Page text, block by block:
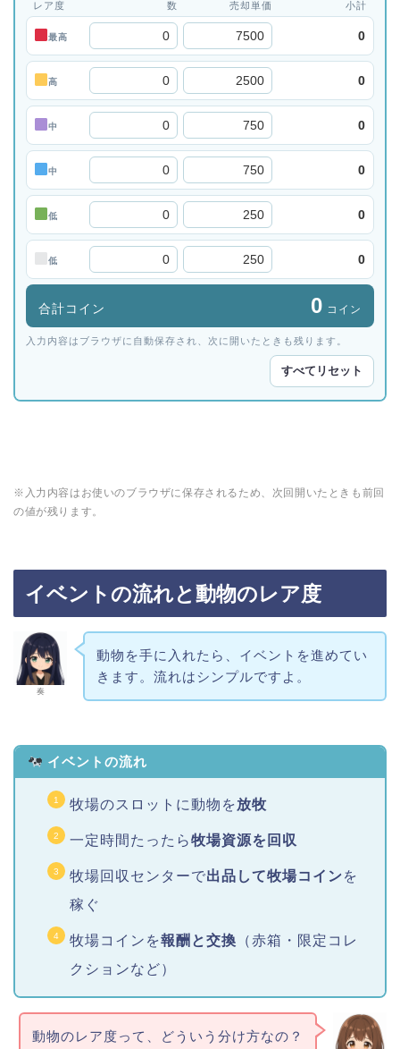
レア度 数 売却単価 小計
最高 0
高 0
中 0
中 0
低 0
低 0
合計コイン 0 コイン
入力内容はブラウザに自動保存され、次に開いたときも残ります。
すべてリセット
※入力内容はお使いのブラウザに保存されるため、次回開いたときも前回
の値が残ります。
イベントの流れと動物のレア度
奏
動物を手に入れたら、イベントを進めてい
きます。流れはシンプルですよ。
イベントの流れ
牧場のスロットに動物を放牧
一定時間たったら牧場資源を回収
牧場回収センターで出品して牧場コインを
稼ぐ
牧場コインを報酬と交換 （赤箱・限定コレ
クションなど）
動物のレア度って、どういう分け方なの？